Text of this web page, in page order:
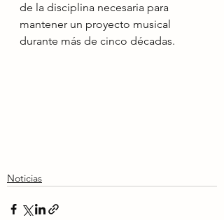
de la disciplina necesaria para
mantener un proyecto musical
durante más de cinco décadas.
Noticias